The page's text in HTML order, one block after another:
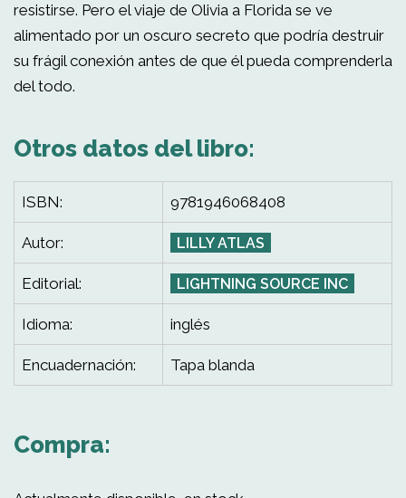
resistirse. Pero el viaje de Olivia a Florida se ve
alimentado por un oscuro secreto que podría destruir
su frágil conexión antes de que él pueda comprenderla
del todo.
Otros datos del libro:
ISBN: 9781946068408
Autor: LILLY ATLAS
Editorial: LIGHTNING SOURCE INC
Idioma: inglés
Encuadernación: Tapa blanda
Compra: